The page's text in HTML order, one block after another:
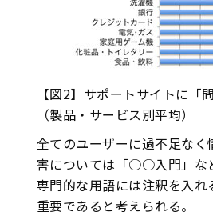
【図2】サポートサイトに「
（製品・サービス別平均）
全てのユーザーに過不足な
害については「○○入門」な
専門的な用語には注釈を入
重要であると考えられる。